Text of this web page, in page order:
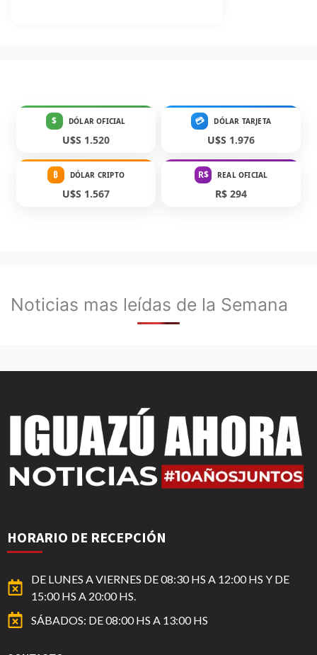
$ DÓLAR OFICIAL
U$S 1.520
💳 DÓLAR TARJETA
U$S 1.976
₿ DÓLAR CRIPTO
U$S 1.567
R$ REAL OFICIAL
R$ 294
Noticias mas leídas de la Semana
HORARIO DE RECEPCIÓN
DE LUNES A VIERNES DE 08:30 HS A 12:00 HS Y DE
15:00 HS A 20:00 HS.
SÁBADOS: DE 08:00 HS A 13:00 HS